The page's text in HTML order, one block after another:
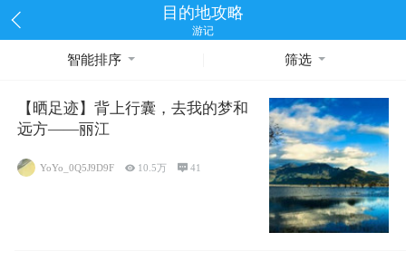
目的地攻略
游记
智能排序 筛选
【晒足迹】背上行囊，去我的梦和
远方——丽江
YoYo_0Q5J9D9F  10.5万 41